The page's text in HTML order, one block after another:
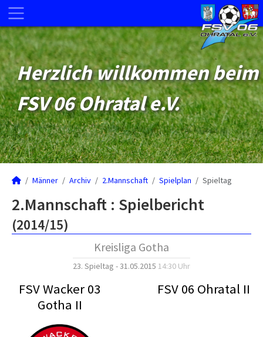
Herzlich willkommen beim
FSV 06 Ohratal e.V.
Männer Archiv 2.Mannschaft Spielplan Spieltag
2.Mannschaft : Spielbericht
(2014/15)
Kreisliga Gotha
23. Spieltag - 31.05.2015 14:30 Uhr
FSV Wacker 03
Gotha II
FSV 06 Ohratal II